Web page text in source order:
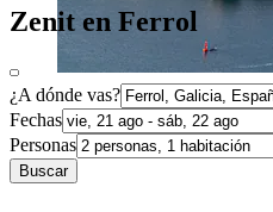
Zenit en Ferrol
¿A dónde vas?
Fechas
Personas
Buscar